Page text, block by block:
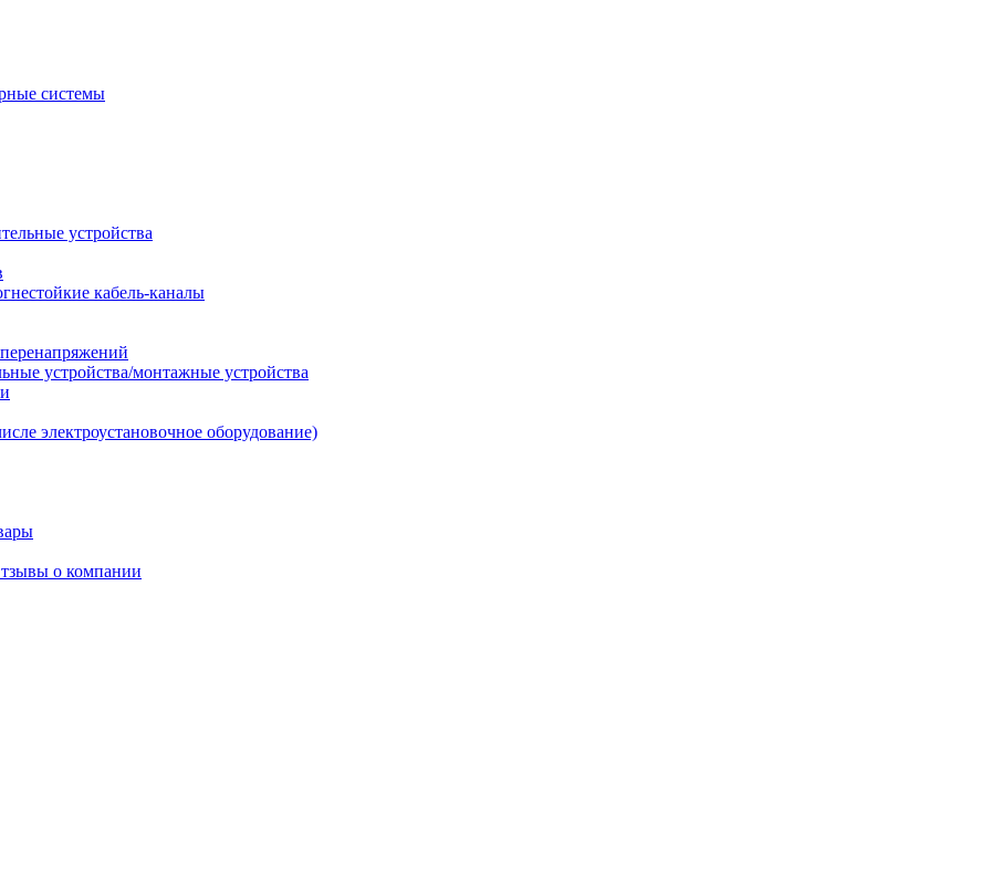
системы
устройства
кабель-каналы
устройства/монтажные устройства
электроустановочное оборудование)
о компании